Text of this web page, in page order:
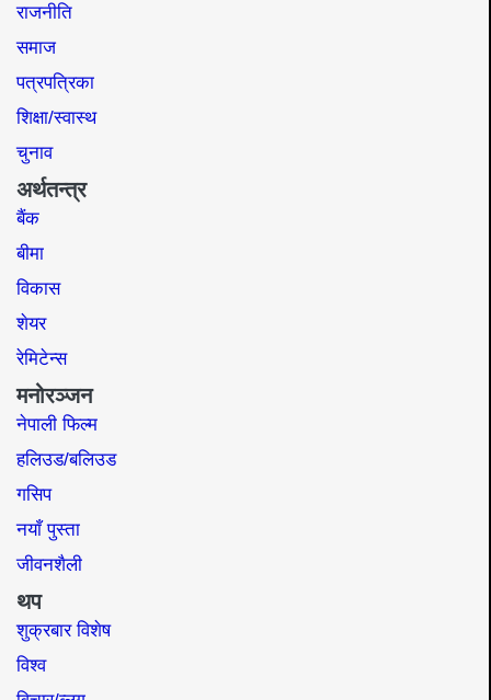
राजनीति
समाज​
पत्रपत्रिका
शिक्षा/स्वास्थ
चुनाव
अर्थतन्त्र
बैंक
बीमा
विकास
शेयर
रेमिटेन्स
मनोरञ्जन
नेपाली फिल्म
हलिउड/बलिउड
गसिप
नयाँ पुस्ता
जीवनशैली
थप
शुक्रबार विशेष
विश्व